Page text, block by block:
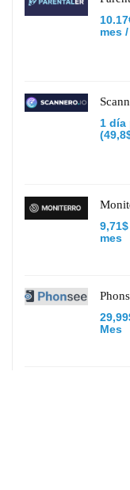
mes
1 día
mes
Mes